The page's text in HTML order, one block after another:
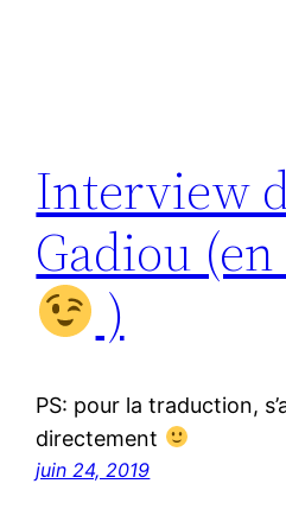
Interview
Gadiou
)
PS: pour la traduction,
directement
juin 24, 2019